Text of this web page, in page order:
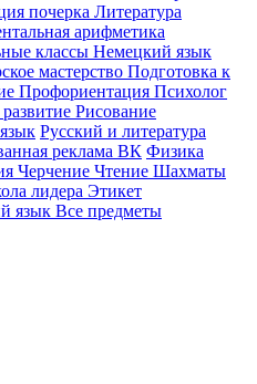
почерка Литература
арифметика
классы Немецкий язык
мастерство Подготовка к
Профориентация Психолог
Рисование
Русский и литература
реклама ВК Физика
Черчение Чтение Шахматы
лидера Этикет
язык Все предметы